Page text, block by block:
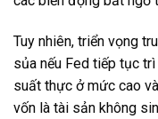
Tuy nhiên, triển vọng
sủa nếu Fed tiếp tục
suất thực ở mức cao
vốn là tài sản không